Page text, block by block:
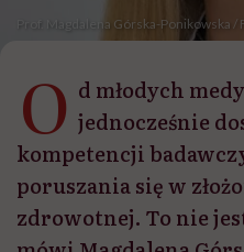
Prof. Magdalena Górska-Ponikowska /
O d młodych
jednocześnie
kompetencji
poruszania się w
zdrowotnej. To nie